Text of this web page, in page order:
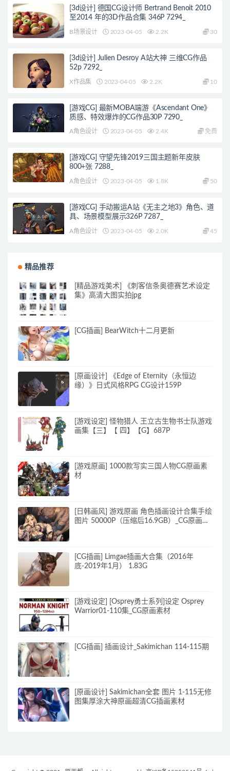
[3d设计] 德国CG设计师 Bertrand Benoit 2010
至2014 年的3D作品合集 346P 7294_
B场景设计 2023-04-05 2.2K 30
[3d设计] Julien Desroy A站大神 三维CG作品
52p 7292_
X作品集 2023-04-05 2.2K 10
[游戏CG] 最新MOBA端游《Ascendant One》
质感、特效爆炸的CG作品30P 7290_
A角色设计 2023-04-05 2.4K 免费
[游戏CG] 守望先锋2019三国主题新年皮肤
800+张 7288_
A角色设计 2023-04-05 1.8K 50
[游戏CG] 手动搬运A站《无主之地3》角色、道
具、场景模型展示326P 7287_
A角色设计 2023-04-05 2.0K 45
精品推荐
[精品游戏美术] 《刺客信条奥德赛艺术设定
集》高清大图实拍jpg
[CG插画] BearWitch十二月更新
[原画设计] 《Edge of Eternity（永恒边
缘）》日式风格RPG CG设计159P
[游戏设定] 怪物猎人 王立古生物书士队游戏
画集【三】【 四】【G】687P
[游戏原画] 1000款写实三国人物CG原画素
材
[日韩画风] 游戏原画 角色插画设计合集手绘
图片 50000P（压缩后16.9GB）_CG原画资
[CG插画] Limgae插画大合集（2016年
底-2019年1月） 1.83G
[游戏设定] [Osprey勇士系列]设定 Osprey
Warrior01-110集_CG原画素材
[CG插画] 插画设计_Sakimichan 114-115期
[原画设计] Sakimichan全套 图片 1-115无修
图集厚涂大神原画超清CG插画素材